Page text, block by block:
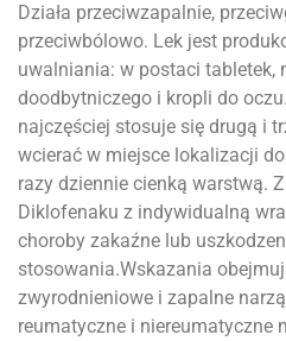
Działa przeciwzapalnie,
przeciwbólowo. Lek jest
uwalniania: w postaci tabletek,
doodbytniczego i kropli do
najczęściej stosuje się drugą i
wcierać w miejsce lokalizacji
razy dziennie cienką warstwą.
Diklofenaku z indywidualną
choroby zakaźne lub
stosowania.Wskazania
zwyrodnieniowe i zapalne
reumatyczne i niereumatyczne